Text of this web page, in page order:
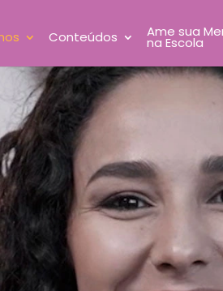
Conteúdos Ame sua
na Escola